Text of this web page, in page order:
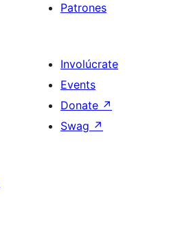
Patrones
Involúcrate
Events
Donate ↗
Swag ↗